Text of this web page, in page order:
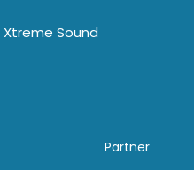
Xtreme Sound
Partner